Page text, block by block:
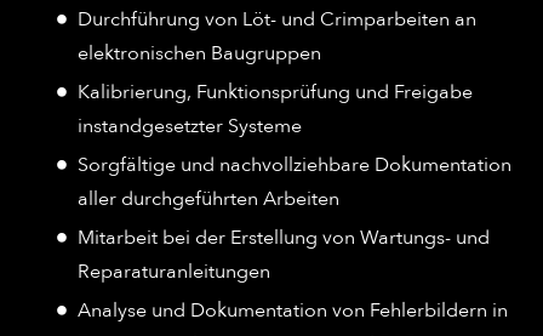
Durchführung von Löt- und Crimparbeiten an
elektronischen Baugruppen
Kalibrierung, Funktionsprüfung und Freigabe
instandgesetzter Systeme
Sorgfältige und nachvollziehbare Dokumentation
aller durchgeführten Arbeiten
Mitarbeit bei der Erstellung von Wartungs- und
Reparaturanleitungen
Analyse und Dokumentation von Fehlerbildern in